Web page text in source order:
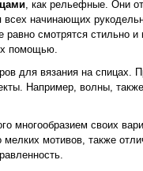
, как рельефные. Они
всех начинающих
равно смотрятся стильно
помощью.
для вязания на
Например, волны,
многообразием своих
мелких мотивов, также